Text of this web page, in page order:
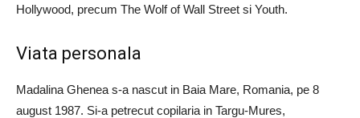
Hollywood, precum The Wolf of Wall Street si Youth.
Viata personala
Madalina Ghenea s-a nascut in Baia Mare, Romania, pe 8
august 1987. Si-a petrecut copilaria in Targu-Mures,